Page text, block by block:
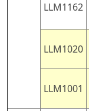
LLM1162
LLM1020
LLM1001